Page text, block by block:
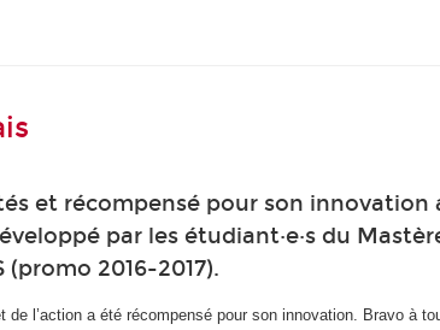
et récompensé pour son innovation
par les étudiant·e·s du
2016-2017).
l’action a été récompensé pour son innovation. Bravo à